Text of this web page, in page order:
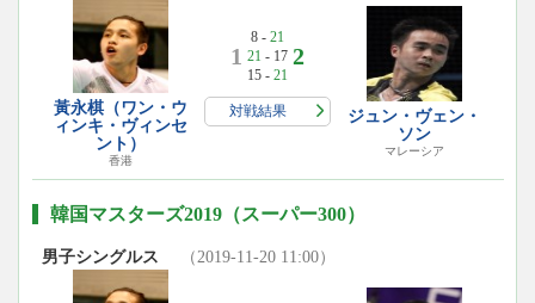
黃永棋（ワン・ウ
ィンキ・ヴィンセ
ント）
香港
1
8 - 21
21 - 17
15 - 21
2
対戦結果
ジュン・ヴェン・
ソン
マレーシア
韓国マスターズ2019（スーパー300）
男子シングルス （2019-11-20 11:00）